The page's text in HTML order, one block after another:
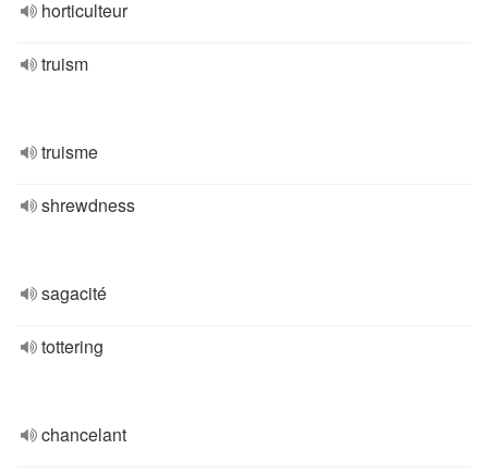
horticulteur
truism
truisme
shrewdness
sagacité
tottering
chancelant